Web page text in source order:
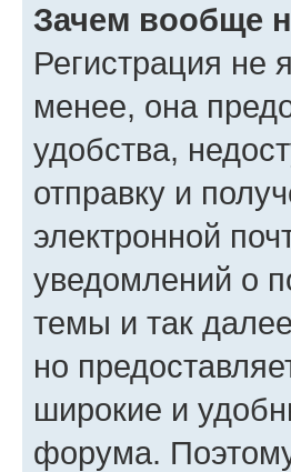
Зачем вообще
Регистрация не
менее, она
удобства,
отправку и
электронной
уведомлений о
темы и так
но
широкие и
форума.